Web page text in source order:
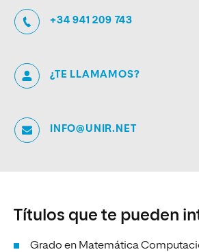
+34 941 209 743
¿TE LLAMAMOS?
INFO@UNIR.NET
Títulos que te pueden
Grado en Matemática